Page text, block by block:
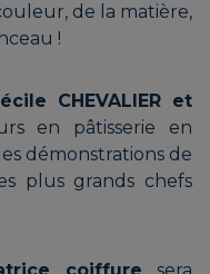
|
La B.A.E.
de
de la matière,
!
CHEVALIER et
en pâtisserie en
démonstrations de
plus grands chefs